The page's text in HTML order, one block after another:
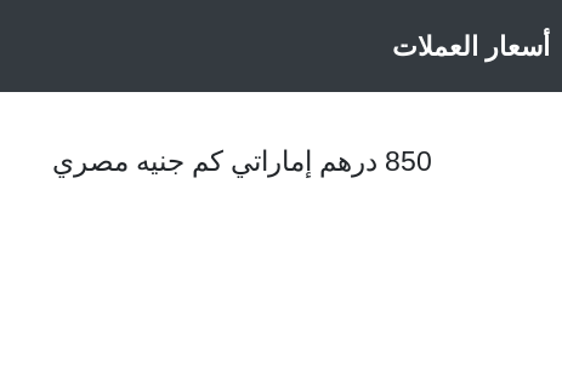
أسعار العملات
850 درهم إماراتي كم جنيه مصري